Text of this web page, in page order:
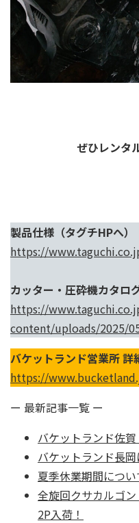
ぜひレンタ
製品仕様（タグチHPへ）
https://
カッター・圧砕機カタログ
https://
content/uploads/2025/
バケットランド営業所 詳
https://
ー 最新記事一覧 ー
バケットランド佐
バケットランド長
夏季休業期間につい
全旋回クサカルゴ
2P入荷！